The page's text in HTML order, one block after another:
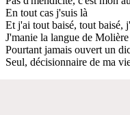
En tout cas j'suis là
Et j'ai tout baisé, tout baisé,
J'manie la langue de Molière
Pourtant jamais ouvert un
Seul, décisionnaire de ma